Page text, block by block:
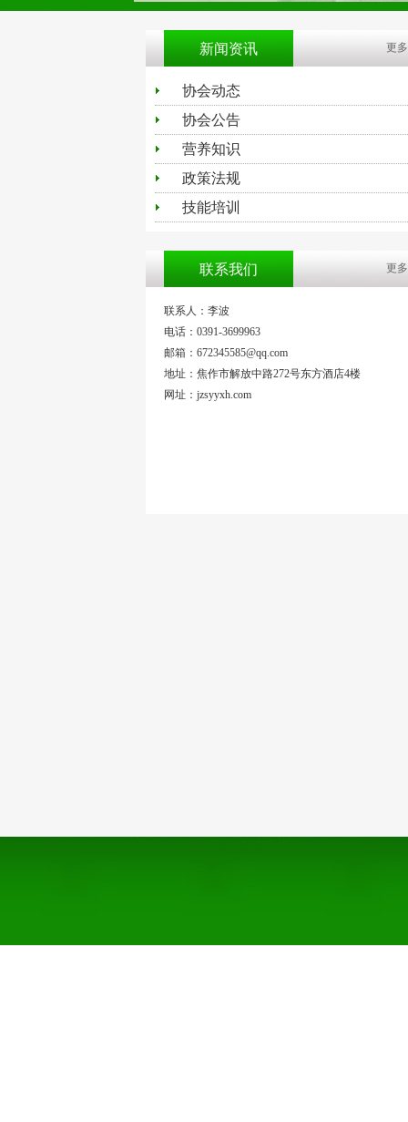
新闻资讯 更
协会动态
协会公告
营养知识
政策法规
技能培训
联系我们 更
联系人：李波
电话：0391-3699963
邮箱：672345585@qq.com
地址：焦作市解放中路272号东方酒店4楼
网址：jzsyyxh.com